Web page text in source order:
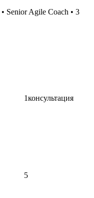
• Senior Agile Coach • 3
1консультация
5